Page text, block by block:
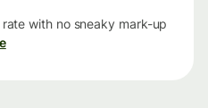
with no sneaky mark-up